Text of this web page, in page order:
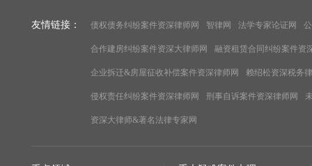
友情链接： 债权债务纠纷案件资深律师网 智律网 法学专家论证网
合作建房纠纷案件资深大律师网 融资租赁合同纠纷案件资
企业拆迁&房屋征收补偿案件资深律师网 赖绍松资深税务
侵权责任纠纷案件资深律师网 刑事自诉案件资深律师网
资深大律师&著名法律专家网